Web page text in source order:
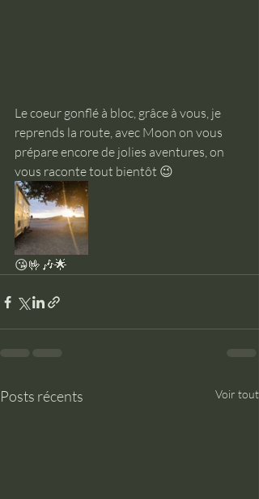
Le coeur gonflé à bloc, grâce à vous, je
reprends la route, avec Moon on vous
prépare encore de jolies aventures, on
vous raconte tout bientôt 😉
😘🤟🎶🌟
Posts récents Voir tout